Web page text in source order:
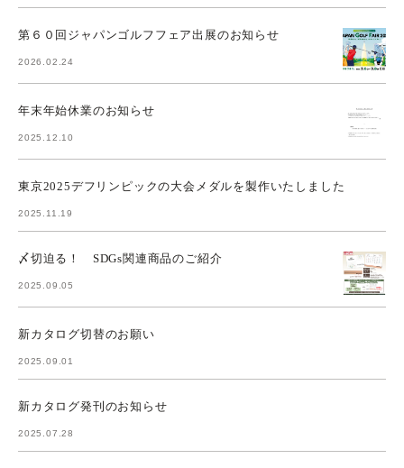
第６０回ジャパンゴルフフェア出展のお知らせ
2026.02.24
年末年始休業のお知らせ
2025.12.10
東京2025デフリンピックの大会メダルを製作いたしました
2025.11.19
〆切迫る！ SDGs関連商品のご紹介
2025.09.05
新カタログ切替のお願い
2025.09.01
新カタログ発刊のお知らせ
2025.07.28